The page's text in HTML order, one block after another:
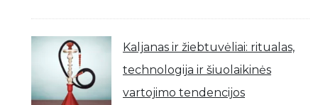
Kaljanas ir žiebtuvėliai: ritualas,
technologija ir šiuolaikinės
vartojimo tendencijos